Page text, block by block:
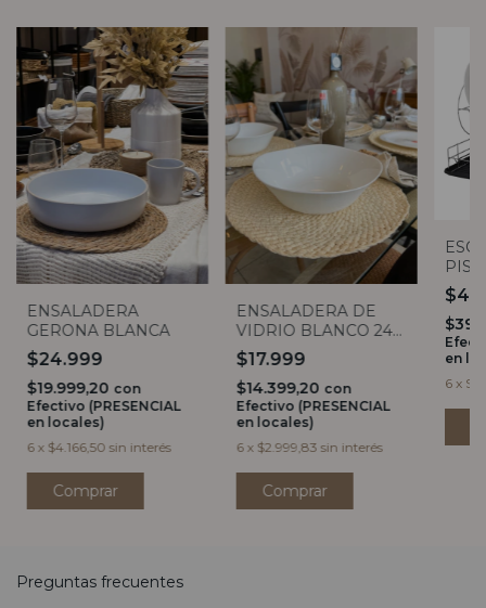
ENSALADERA
GERONA BLANCA
$24.999
$19.999,20 con
Efectivo (PRESENCIAL
en locales)
6 x $4.166,50 sin interés
Comprar
ENSALADERA DE
VIDRIO BLANCO 24
CM BORMIOLI
ROCCO
$17.999
$14.399,20 con
Efectivo (PRESENCIAL
en locales)
6 x $2.999,83 sin interés
en
6 x
Preguntas frecuentes